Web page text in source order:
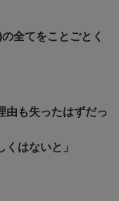
全てをことごとく
由も失ったはずだっ
くはないと」